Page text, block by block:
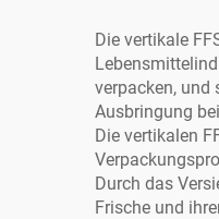
Die vertikale
verpacken, und
Ausbringung
Die vertikalen
Durch das
Frische und